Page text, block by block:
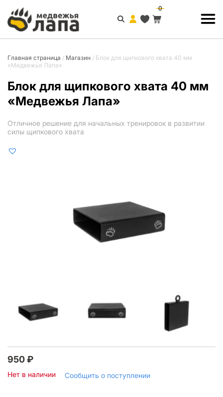
0
Главная страница / Магазин / Блок для щипкового хвата 40 мм
«Медвежья Лапа»
Блок для щипкового хвата 40 мм
«Медвежья Лапа»
Отличное решение для начальных тренировок в развитии
силы щипкового хвата
950₽
Нет в наличии Сообщить о поступлении